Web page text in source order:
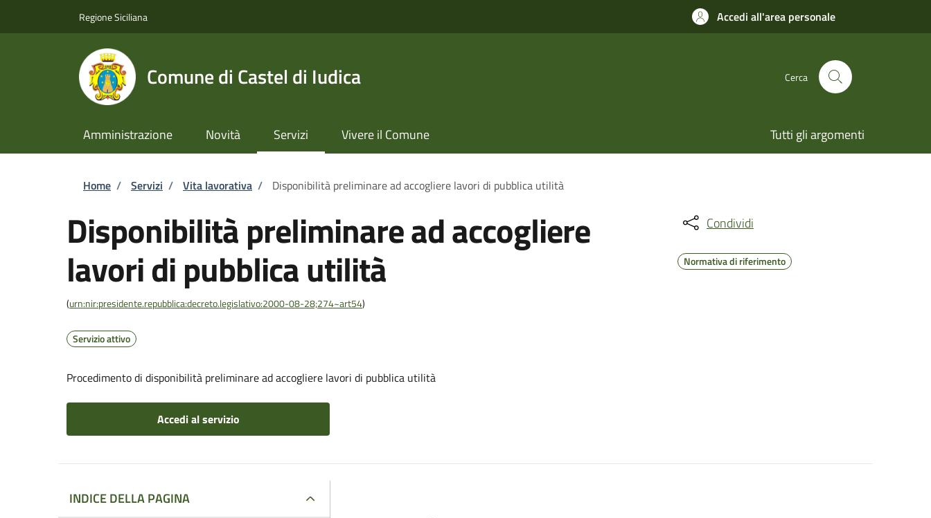
Regione Siciliana Accedi all'area personale
Comune di Castel di Iudica Cerca
Amministrazione Novità Servizi Vivere il Comune Tutti gli argomenti
Briciole di pane
Home / Servizi / Vita lavorativa / Disponibilità preliminare ad accogliere lavori di pubblica utilità
Disponibilità preliminare ad accogliere
lavori di pubblica utilità
(urn:nir:presidente.repubblica:decreto.legislativo:2000-08-28;274~art54)
Servizio attivo
Procedimento di disponibilità preliminare ad accogliere lavori di pubblica utilità
Accedi al servizio
Condividi
Normativa di riferimento
INDICE DELLA PAGINA